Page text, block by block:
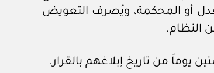
أو المحكمة، ويُصرف التعويض
النظام.